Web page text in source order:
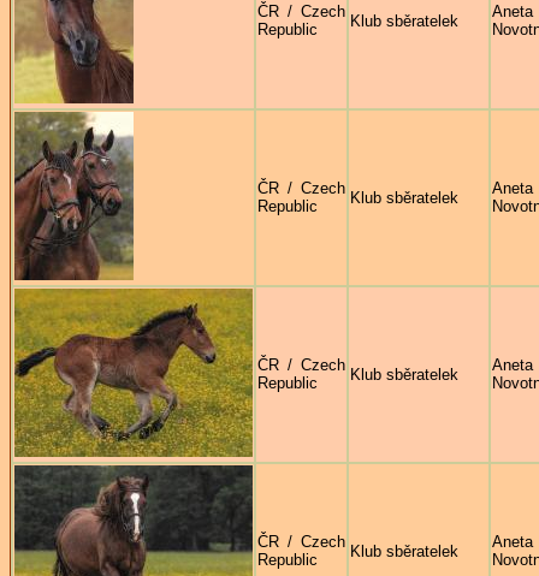
ČR / Czech
Republic
Klub sběratelek
Aneta
ČR / Czech
Republic
Klub sběratelek
Aneta
ČR / Czech
Republic
Klub sběratelek
Aneta
ČR / Czech
Republic
Klub sběratelek
Aneta